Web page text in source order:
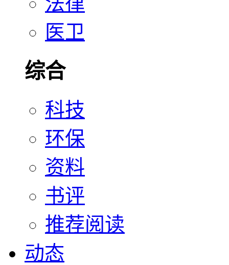
医卫
综合
科技
环保
资料
书评
推荐阅读
动态